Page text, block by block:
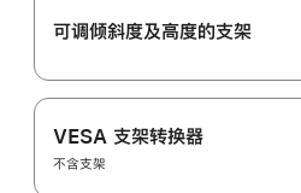
可调倾斜度及高‍度的支‍架
VESA 支架转换器
不含支架